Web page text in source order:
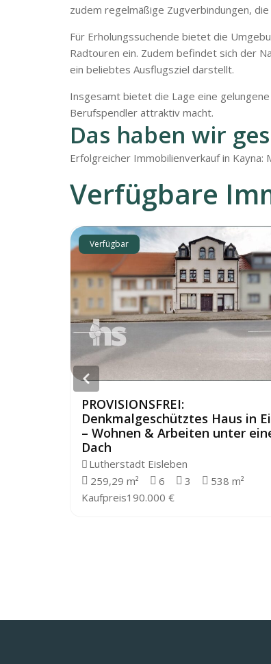
zudem regelmäßige Zugverbindungen,
Für Erholungssuchende bietet die
Radtouren ein. Zudem befindet sich der
ein beliebtes Ausflugsziel darstellt.
Insgesamt bietet die Lage eine
Berufspendler attraktiv macht.
Das haben wir
Erfolgreicher Immobilienverkauf in
Verfügbare
Verfügbar
PROVISIONSFREI:
Denkmalgeschütztes Haus in
– Wohnen & Arbeiten unter
Dach
Lutherstadt Eisleben
259,29 m²
6 3
538 m²
Kaufpreis190.000 €